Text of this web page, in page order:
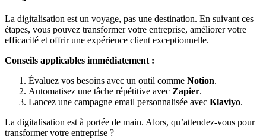
La digitalisation est un voyage, pas une destination. En suivant ces
étapes, vous pouvez transformer votre entreprise, améliorer votre
efficacité et offrir une expérience client exceptionnelle.
Conseils applicables immédiatement :
Évaluez vos besoins avec un outil comme Notion.
Automatisez une tâche répétitive avec Zapier.
Lancez une campagne email personnalisée avec Klaviyo.
La digitalisation est à portée de main. Alors, qu’attendez-vous pour
transformer votre entreprise ?